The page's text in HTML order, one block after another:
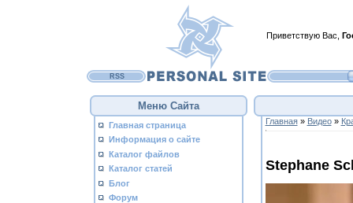
Приветствую Вас
RSS
Меню Сайта
Главная страница
Информация о сайте
Каталог файлов
Каталог статей
Блог
Форум
Главная» Видео»
Stephane